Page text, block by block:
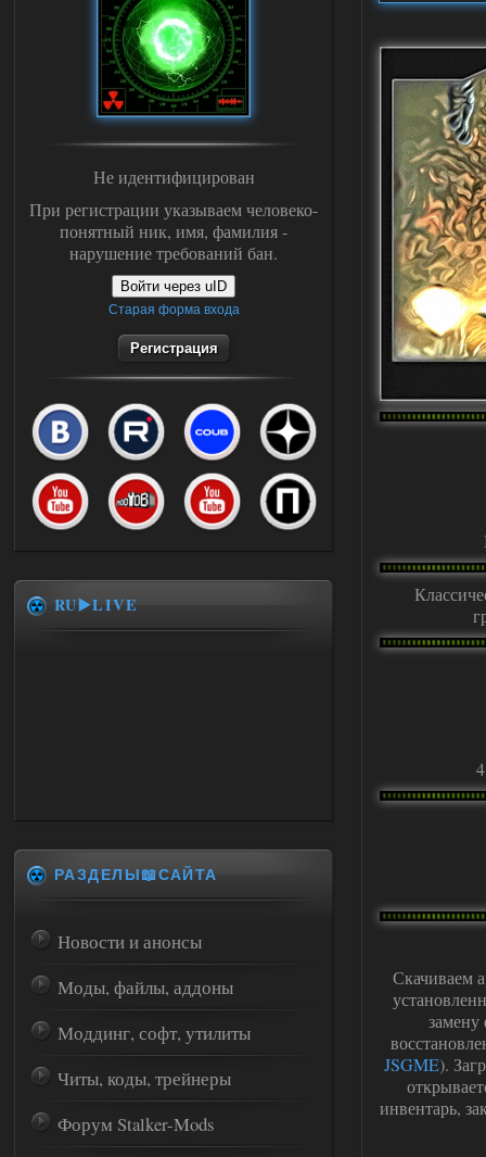
Скачиваем
замену
JSGME).
инвентарь,
Не идентифицирован
При регистрации указываем человеко-
понятный ник, имя, фамилия -
нарушение требований бан.
Войти через uID
Старая форма входа
Регистрация
RU▶️LIVE
РАЗДЕЛЫ📖САЙТА
Новости и анонсы
Моды, файлы, аддоны
Моддинг, софт, утилиты
Читы, коды, трейнеры
Форум Stalker-Mods